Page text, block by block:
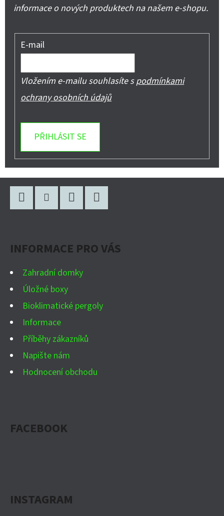
informace o nových produktech na našem e-shopu.
E-mail
Vložením e-mailu souhlasíte spodmínkami
ochrany osobních údajů
PŘIHLÁSIT SE
INFORMACE PRO VÁS
Zahradní domky
Úložné boxy
Bioklimatické pergoly
Informace
Příběhy zákazníků
Napište nám
Hodnocení obchodu
FACEBOOK
INSTAGRAM